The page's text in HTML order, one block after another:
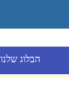
הבלוג שלנו